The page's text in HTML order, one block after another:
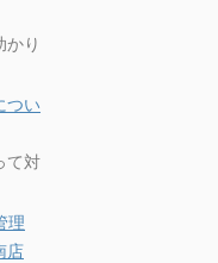
かり
つい
て対
理
店